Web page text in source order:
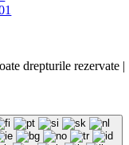
drepturile rezervate |